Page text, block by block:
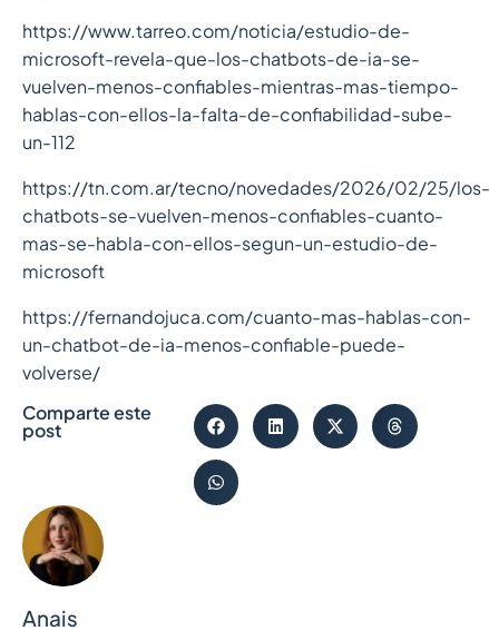
https://www.tarreo.com/noticia/estudio-de-
microsoft-revela-que-los-chatbots-de-ia-se-
vuelven-menos-confiables-mientras-mas-tiempo-
hablas-con-ellos-la-falta-de-confiabilidad-sube-
un-112
https://tn.com.ar/tecno/novedades/2026/02/25/los-
chatbots-se-vuelven-menos-confiables-cuanto-
mas-se-habla-con-ellos-segun-un-estudio-de-
microsoft
https://fernandojuca.com/cuanto-mas-hablas-con-
un-chatbot-de-ia-menos-confiable-puede-
volverse/
Anais
Comparte este
post